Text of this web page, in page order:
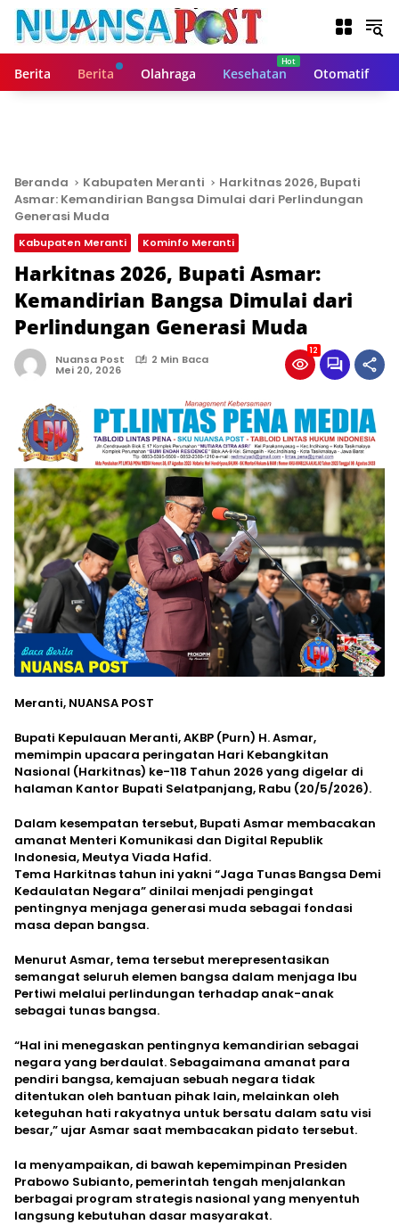
Berita Berita Olahraga Kesehatan Otomatif
Beranda Kabupaten Meranti
Harkitnas 2026, Bupati
Asmar: Kemandirian Bangsa Dimulai dari Perlindungan
Generasi Muda
Kabupaten Meranti Kominfo Meranti
Harkitnas 2026, Bupati Asmar:
Kemandirian Bangsa Dimulai dari
Perlindungan Generasi Muda
Nuansa Post 2 Min Baca
Mei 20, 2026
12
Meranti, NUANSA POST
Bupati Kepulauan Meranti, AKBP (Purn) H. Asmar,
memimpin upacara peringatan Hari Kebangkitan
Nasional (Harkitnas) ke-118 Tahun 2026 yang digelar di
halaman Kantor Bupati Selatpanjang, Rabu (20/5/2026).
Dalam kesempatan tersebut, Bupati Asmar membacakan
amanat Menteri Komunikasi dan Digital Republik
Indonesia, Meutya Viada Hafid.
Tema Harkitnas tahun ini yakni “Jaga Tunas Bangsa Demi
Kedaulatan Negara” dinilai menjadi pengingat
pentingnya menjaga generasi muda sebagai fondasi
masa depan bangsa.
Menurut Asmar, tema tersebut merepresentasikan
semangat seluruh elemen bangsa dalam menjaga Ibu
Pertiwi melalui perlindungan terhadap anak-anak
sebagai tunas bangsa.
“Hal ini menegaskan pentingnya kemandirian sebagai
negara yang berdaulat. Sebagaimana amanat para
pendiri bangsa, kemajuan sebuah negara tidak
ditentukan oleh bantuan pihak lain, melainkan oleh
keteguhan hati rakyatnya untuk bersatu dalam satu visi
besar,” ujar Asmar saat membacakan pidato tersebut.
Ia menyampaikan, di bawah kepemimpinan Presiden
Prabowo Subianto, pemerintah tengah menjalankan
berbagai program strategis nasional yang menyentuh
langsung kebutuhan dasar masyarakat.